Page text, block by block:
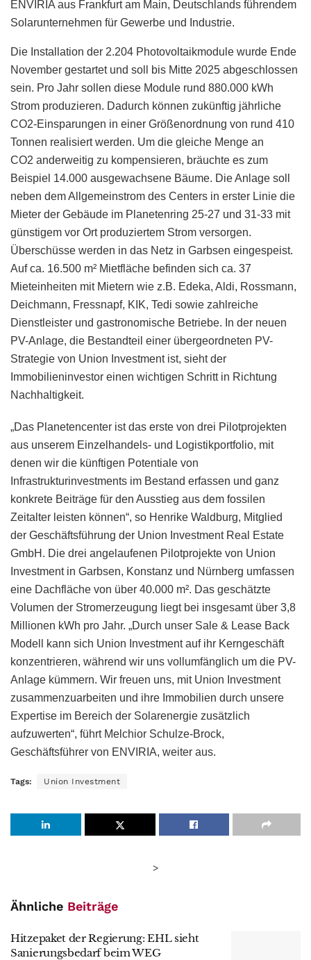
ENVIRIA aus Frankfurt am Main, Deutschlands führendem
Solarunternehmen für Gewerbe und Industrie.
Die Installation der 2.204 Photovoltaikmodule wurde Ende
November gestartet und soll bis Mitte 2025 abgeschlossen
sein. Pro Jahr sollen diese Module rund 880.000 kWh
Strom produzieren. Dadurch können zukünftig jährliche
CO2-Einsparungen in einer Größenordnung von rund 410
Tonnen realisiert werden. Um die gleiche Menge an
CO2 anderweitig zu kompensieren, bräuchte es zum
Beispiel 14.000 ausgewachsene Bäume. Die Anlage soll
neben dem Allgemeinstrom des Centers in erster Linie die
Mieter der Gebäude im Planetenring 25-27 und 31-33 mit
günstigem vor Ort produziertem Strom versorgen.
Überschüsse werden in das Netz in Garbsen eingespeist.
Auf ca. 16.500 m² Mietfläche befinden sich ca. 37
Mieteinheiten mit Mietern wie z.B. Edeka, Aldi, Rossmann,
Deichmann, Fressnapf, KIK, Tedi sowie zahlreiche
Dienstleister und gastronomische Betriebe. In der neuen
PV-Anlage, die Bestandteil einer übergeordneten PV-
Strategie von Union Investment ist, sieht der
Immobilieninvestor einen wichtigen Schritt in Richtung
Nachhaltigkeit.
„Das Planetencenter ist das erste von drei Pilotprojekten
aus unserem Einzelhandels- und Logistikportfolio, mit
denen wir die künftigen Potentiale von
Infrastrukturinvestments im Bestand erfassen und ganz
konkrete Beiträge für den Ausstieg aus dem fossilen
Zeitalter leisten können“, so Henrike Waldburg, Mitglied
der Geschäftsführung der Union Investment Real Estate
GmbH. Die drei angelaufenen Pilotprojekte von Union
Investment in Garbsen, Konstanz und Nürnberg umfassen
eine Dachfläche von über 40.000 m². Das geschätzte
Volumen der Stromerzeugung liegt bei insgesamt über 3,8
Millionen kWh pro Jahr. „Durch unser Sale & Lease Back
Modell kann sich Union Investment auf ihr Kerngeschäft
konzentrieren, während wir uns vollumfänglich um die PV-
Anlage kümmern. Wir freuen uns, mit Union Investment
zusammenzuarbeiten und ihre Immobilien durch unsere
Expertise im Bereich der Solarenergie zusätzlich
aufzuwerten“, führt Melchior Schulze-Brock,
Geschäftsführer von ENVIRIA, weiter aus.
Tags: Union Investment
>
Ähnliche Beiträge
Hitzepaket der Regierung: EHL sieht
Sanierungsbedarf beim WEG